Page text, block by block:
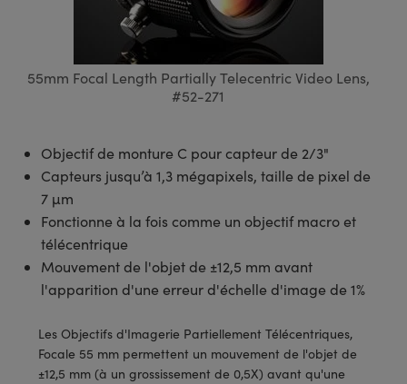
Optiques de SCHOTT
Optiques Traités par
Ionique
Optiques
de Faisceaux Laser
Microscopie Laser
Laser
: Optomécanique
de Microscopie
Microscope
Modulaires Zoom
la Microscopie
Micromètres
de Microscopie
Cinématographique et
pour Objectifs d’Imagerie
Imaging
®
: Test et Détection
: Laboratoire et
Development Systems
Optical
: Laboratoire et
de Série: Test et Détection
Test et Détection
: Laboratoire ou
55mm Focal Length Partially Telecentric Video Lens,
#52-271
Objectif de monture C pour capteur de 2/3"
Capteurs jusqu’à 1,3 mégapixels, taille de pixel de
7 µm
Fonctionne à la fois comme un objectif macro et
télécentrique
Mouvement de l'objet de ±12,5 mm avant
l'apparition d'une erreur d'échelle d'image de 1%
Les Objectifs d'Imagerie Partiellement Télécentriques,
Focale 55 mm permettent un mouvement de l'objet de
±12,5 mm (à un grossissement de 0,5X) avant qu'une